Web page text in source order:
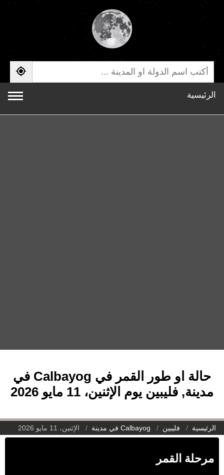
الرئيسية
حالة او طور القمر في Calbayog في
مدينة, فليبين يوم الإثنين، 11 مايو 2026
الرئيسية فليبين Calbayog في مدينة الإثنين، 11 مايو 2026
مرحلة القمر